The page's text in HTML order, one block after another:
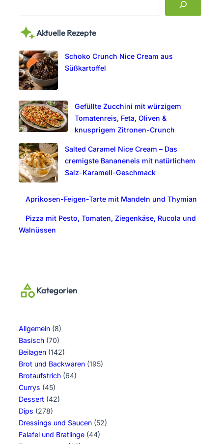
r
h
Aktuelle Rezepte
Schoko Crunch Nice Cream aus
Süßkartoffel
Gefüllte Zucchini mit würzigem
Tomatenreis, Feta, Oliven &
knusprigem Zitronen-Crunch
Salted Caramel Nice Cream – Das
cremigste Bananeneis mit natürlichem
Salz-Karamell-Geschmack
Aprikosen-Feigen-Tarte mit Mandeln und Thymian
Pizza mit Pesto, Tomaten, Ziegenkäse, Rucola und
Walnüssen
Kategorien
Allgemein (8)
Basisch (70)
Beilagen (142)
Brot und Backwaren (195)
Brotaufstrich (64)
Currys (45)
Dessert (42)
Dips (278)
Dressings und Saucen (52)
Falafel und Bratlinge (44)